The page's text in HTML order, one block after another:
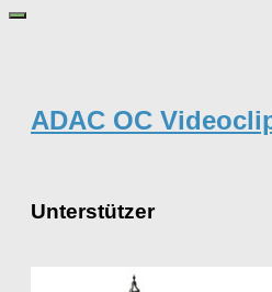
ADAC OC
Unterstützer